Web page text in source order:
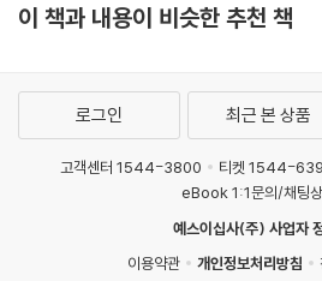
이 책과 내용이 비슷한 추천 책
로그인 최근 본 상품
고객센터 1544-3800 티켓 1544-
eBook 1:1문의/채팅
예스이십사(주) 사업자
이용약관
개인정보처리방침